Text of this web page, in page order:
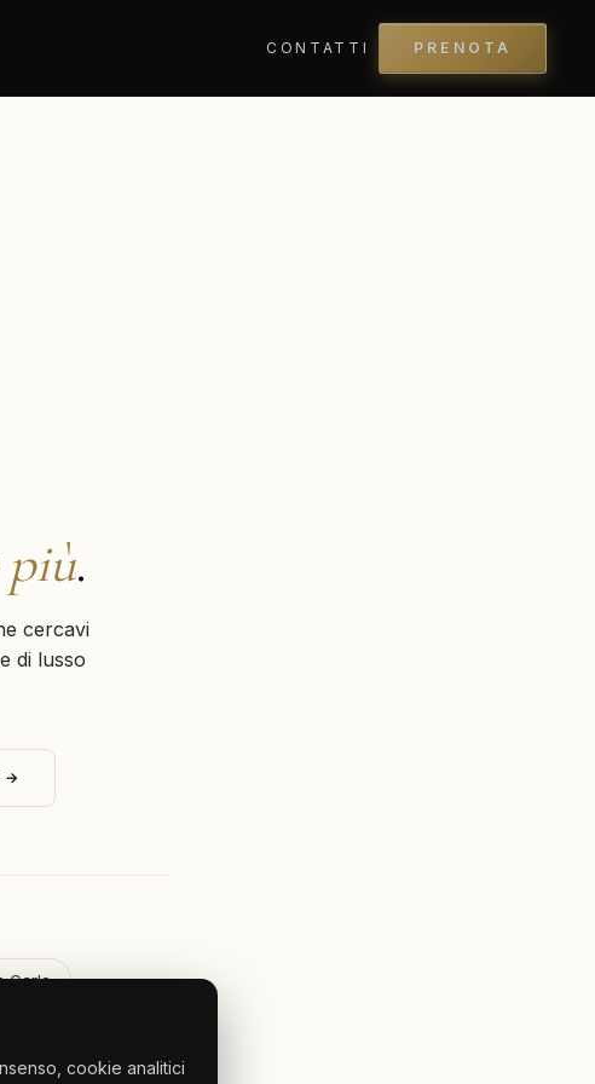
CONTATTI PRENOTA
più.
cercavi
di lusso
→
Carlo
cookie analitici